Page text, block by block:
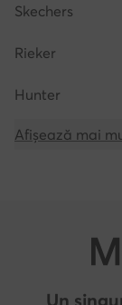
Skechers
Rieker
Hunter
Afișează mai
Un